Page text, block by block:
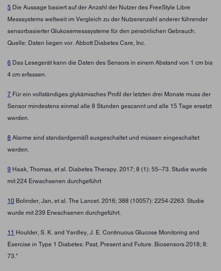
5 Die Aussage basiert auf der Anzahl der Nutzer des FreeStyle Libre
Messsystems weltweit im Vergleich zu der Nutzeranzahl anderer führender
sensorbasierter Glukosemesssysteme für den persönlichen Gebrauch.
Quelle: Daten liegen vor. Abbott Diabetes Care, Inc.
6 Das Lesegerät kann die Daten des Sensors in einem Abstand von 1 cm bis
4 cm erfassen.
7 Für ein vollständiges glykämisches Profil der letzten drei Monate muss der
Sensor mindestens einmal alle 8 Stunden gescannt und alle 15 Tage ersetzt
werden.
8 Alarme sind standardgemäß ausgeschaltet und müssen eingeschaltet
werden.
9 Haak, Thomas, et al. Diabetes Therapy. 2017; 8 (1): 55–73. Studie wurde
mit 224 Erwachsenen durchgeführt
10 Bolinder, Jan, et al. The Lancet. 2016; 388 (10057): 2254-2263. Studie
wurde mit 239 Erwachsenen durchgeführt.
11 Houlder, S. K. and Yardley, J. E. Continuous Glucose Monitoring and
Exercise in Type 1 Diabetes: Past, Present and Future. Biosensors 2018; 8:
73."